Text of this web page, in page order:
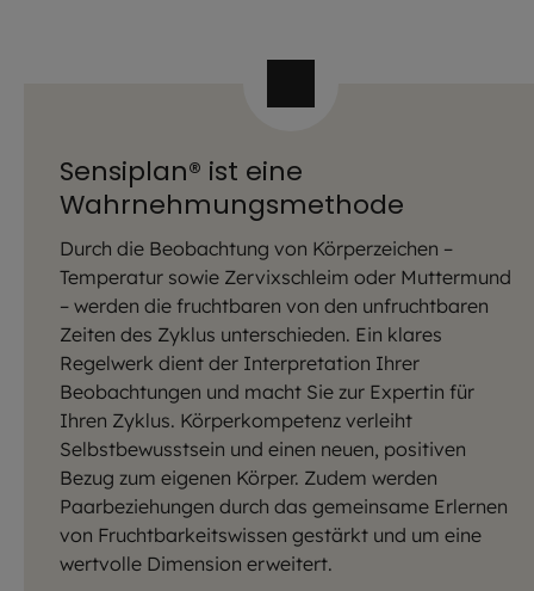
Sensiplan® ist eine
Wahrnehmungsmethode
Durch die Beobachtung von Körperzeichen –
Temperatur sowie Zervixschleim oder Muttermund
– werden die fruchtbaren von den unfruchtbaren
Zeiten des Zyklus unterschieden. Ein klares
Regelwerk dient der Interpretation Ihrer
Beobachtungen und macht Sie zur Expertin für
Ihren Zyklus. Körperkompetenz verleiht
Selbstbewusstsein und einen neuen, positiven
Bezug zum eigenen Körper. Zudem werden
Paarbeziehungen durch das gemeinsame Erlernen
von Fruchtbarkeitswissen gestärkt und um eine
wertvolle Dimension erweitert.